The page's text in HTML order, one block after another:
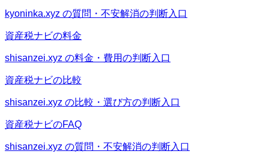
kyoninka.xyz の質問・不安解消の判断入口
資産税ナビの料金
shisanzei.xyz の料金・費用の判断入口
資産税ナビの比較
shisanzei.xyz の比較・選び方の判断入口
資産税ナビのFAQ
shisanzei.xyz の質問・不安解消の判断入口